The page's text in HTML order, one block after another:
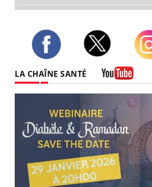
LA CHAÎNE SANTÉ